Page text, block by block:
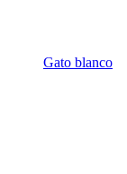
Gato blanco